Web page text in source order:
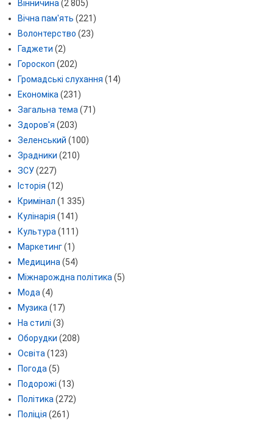
Вінничина(2 805)
Вічна пам'ять (221)
Волонтерство (23)
Гаджети (2)
Гороскоп (202)
Громадські слухання (14)
Економіка(231)
Загальна тема(71)
Здоров'я (203)
Зеленський (100)
Зрадники (210)
ЗСУ(227)
Історія (12)
Кримінал (1 335)
Кулінарія (141)
Культура(111)
Маркетинг(1)
Медицина(54)
Міжнарождна політика(5)
Мода(4)
Музика(17)
На стилі (3)
Оборудки (208)
Освіта(123)
Погода(5)
Подорожі (13)
Політика(272)
Поліція (261)